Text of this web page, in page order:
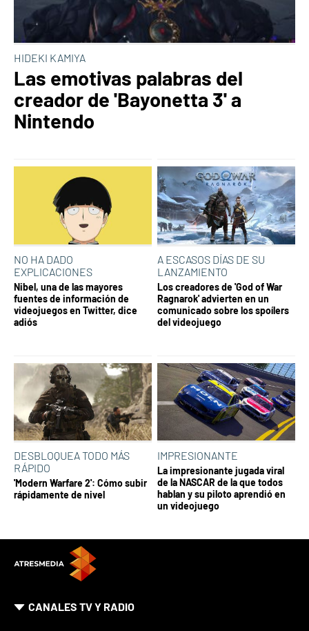
HIDEKI KAMIYA
Las emotivas palabras del
creador de 'Bayonetta 3' a
Nintendo
NO HA DADO
EXPLICACIONES
Nibel, una de las mayores
fuentes de información de
videojuegos en Twitter, dice
adiós
A ESCASOS DÍAS DE SU
LANZAMIENTO
Los creadores de 'God of War
Ragnarok' advierten en un
comunicado sobre los spoílers
del videojuego
DESBLOQUEA TODO MÁS
RÁPIDO
'Modern Warfare 2': Cómo subir
rápidamente de nivel
IMPRESIONANTE
La impresionante jugada viral
de la NASCAR de la que todos
hablan y su piloto aprendió en
un videojuego
CANALES TV Y RADIO